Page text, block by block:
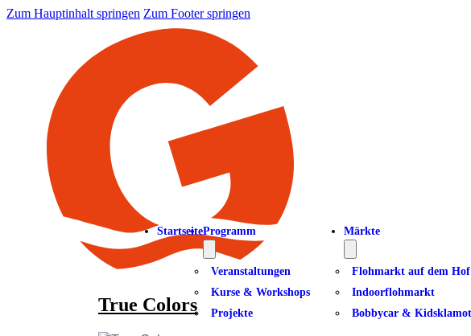
Zum Hauptinhalt springen Zum Footer springen
StartseiteProgramm
Veranstaltungen
Kurse & Workshops
Projekte
Märkte
Flohmarkt auf dem Hof
Indoorflohmarkt
Bobbycar &
True Colors